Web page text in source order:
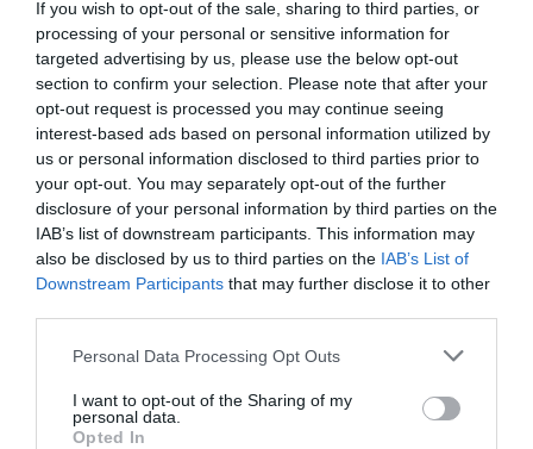
If you wish to opt-out of the sale, sharing to third parties, or
processing of your personal or sensitive information for
targeted advertising by us, please use the below opt-out
section to confirm your selection. Please note that after your
opt-out request is processed you may continue seeing
interest-based ads based on personal information utilized by
us or personal information disclosed to third parties prior to
your opt-out. You may separately opt-out of the further
disclosure of your personal information by third parties on the
IAB’s list of downstream participants. This information may
also be disclosed by us to third parties on the IAB’s List of
Downstream Participants that may further disclose it to other
Please note that this website/app uses one or more Google
not limited to your visit or usage behaviour. You may click to
grant or deny consent to Google and its third-party tags to
Personal Data Processing Opt Outs
I want to opt-out of the Sharing of my
personal data.
Opted In
bogyókkal!
Áfonya, málna, szeder: ezért egyél bogyós
gyümölcsöt
6 egyszerű napi rutin az egészséges életért
szedd magad gyümölcs barack sárgabarack
termelői ár